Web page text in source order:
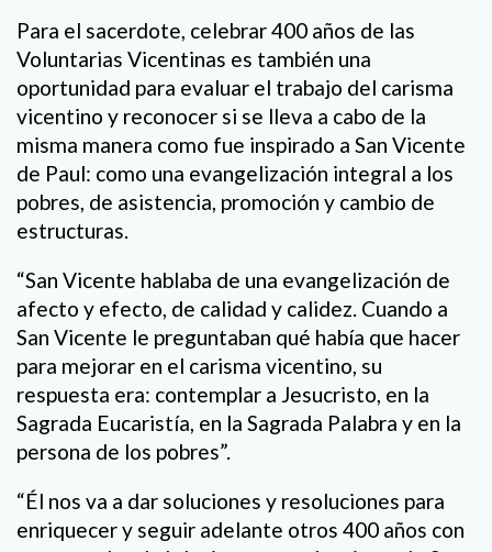
Para el sacerdote, celebrar 400 años de las
Voluntarias Vicentinas es también una
oportunidad para evaluar el trabajo del carisma
vicentino y reconocer si se lleva a cabo de la
misma manera como fue inspirado a San Vicente
de Paul: como una evangelización integral a los
pobres, de asistencia, promoción y cambio de
estructuras.
“San Vicente hablaba de una evangelización de
afecto y efecto, de calidad y calidez. Cuando a
San Vicente le preguntaban qué había que hacer
para mejorar en el carisma vicentino, su
respuesta era: contemplar a Jesucristo, en la
Sagrada Eucaristía, en la Sagrada Palabra y en la
persona de los pobres”.
“Él nos va a dar soluciones y resoluciones para
enriquecer y seguir adelante otros 400 años con